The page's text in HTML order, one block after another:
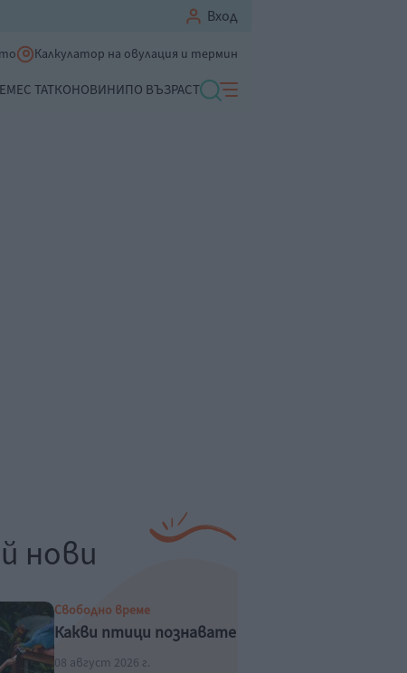
Вход
Калкулатор на овулация и термин
С ТАТКОНОВИНИПО ВЪЗРАСТ
нови
Свободно време
Какви птици познавате
08 август 2026 г.